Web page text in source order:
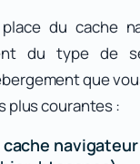
du cache
du type de
que
plus courantes :
cache